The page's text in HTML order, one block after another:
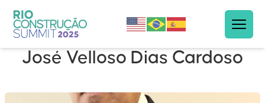
José Velloso Dias Cardoso